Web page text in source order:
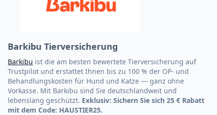
Barkibu Tierversicherung
Barkibu ist die am besten bewertete Tierversicherung auf
Trustpilot und erstattet Ihnen bis zu 100 % der OP- und
Behandlungskosten für Hund und Katze — ganz ohne
Vorkasse. Mit Barkibu sind Sie deutschlandweit und
lebenslang geschützt. Exklusiv: Sichern Sie sich 25 € Rabatt
mit dem Code: HAUSTIER25.